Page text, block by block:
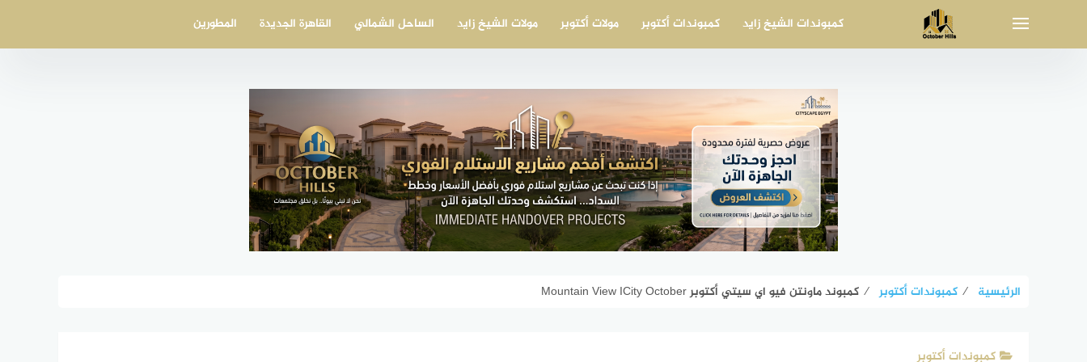
كمبوندات الشيخ زايد كمبوندات أكتوبر مولات أكتوبر مولات الشيخ زايد الساحل الشمالي القاهرة الجديدة المطورين
الرئيسية ⁄ كمبوندات أكتوبر ⁄ كمبوند ماونتن فيو اي سيتي أكتوبر Mountain View ICity October
كمبوندات أكتوبر